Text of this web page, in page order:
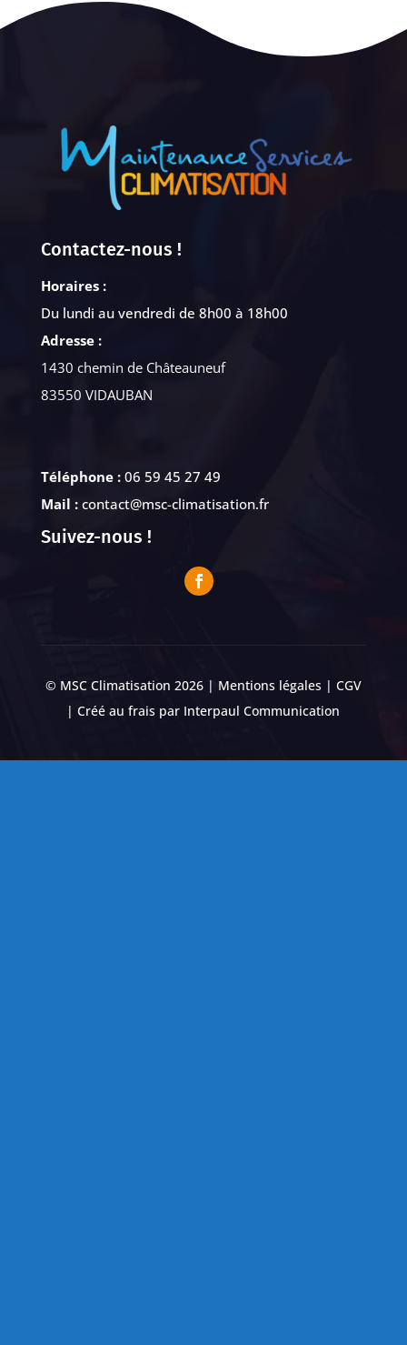
Contactez-nous !
Horaires :
Du lundi au vendredi de 8h00 à 18h00
Adresse :
1430 chemin de Châteauneuf
83550 VIDAUBAN
Téléphone : 06 59 45 27 49
Mail :contact@msc-climatisation.fr
Suivez-nous !
© MSC Climatisation 2026 | Mentions légales| CGV
| Créé au frais par Interpaul Communication